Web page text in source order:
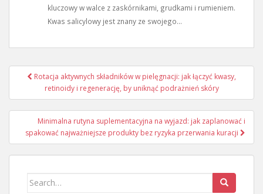
kluczowy w walce z zaskórnikami, grudkami i rumieniem.
Kwas salicylowy jest znany ze swojego...
Nawigacja
wpisu
Rotacja aktywnych składników w pielęgnacji: jak łączyć kwasy,
retinoidy i regenerację, by uniknąć podrażnień skóry
Minimalna rutyna suplementacyjna na wyjazd: jak zaplanować i
spakować najważniejsze produkty bez ryzyka przerwania kuracji
Search